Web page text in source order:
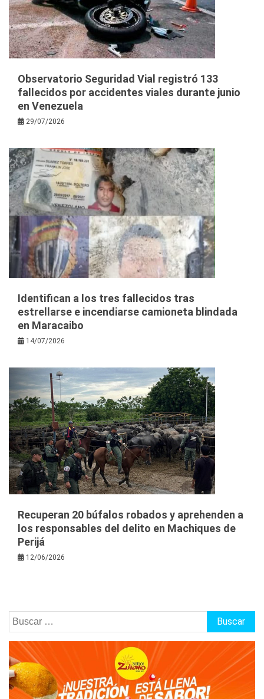
Observatorio Seguridad Vial registró 133
fallecidos por accidentes viales durante junio
en Venezuela
29/07/2026
Identifican a los tres fallecidos tras
estrellarse e incendiarse camioneta blindada
en Maracaibo
14/07/2026
Recuperan 20 búfalos robados y aprehenden a
los responsables del delito en Machiques de
Perijá
12/06/2026
Buscar: